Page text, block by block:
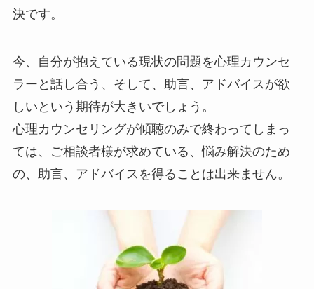
決です。
今、自分が抱えている現状の問題を心理カウンセ
ラーと話し合う、そして、助言、アドバイスが欲
しいという期待が大きいでしょう。
心理カウンセリングが傾聴のみで終わってしまっ
ては、ご相談者様が求めている、悩み解決のため
の、助言、アドバイスを得ることは出来ません。